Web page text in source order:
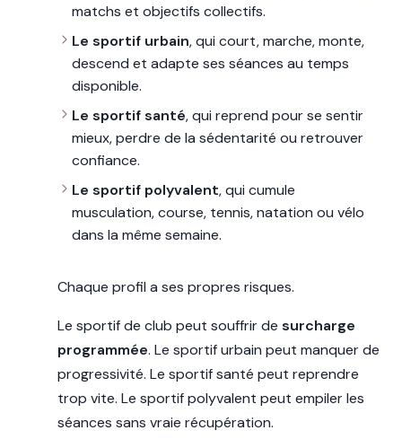
matchs et objectifs collectifs.
Le sportif urbain, qui court, marche, monte,
descend et adapte ses séances au temps
disponible.
Le sportif santé, qui reprend pour se sentir
mieux, perdre de la sédentarité ou retrouver
confiance.
Le sportif polyvalent, qui cumule
musculation, course, tennis, natation ou vélo
dans la même semaine.
Chaque profil a ses propres risques.
Le sportif de club peut souffrir de surcharge
programmée. Le sportif urbain peut manquer de
progressivité. Le sportif santé peut reprendre
trop vite. Le sportif polyvalent peut empiler les
séances sans vraie récupération.